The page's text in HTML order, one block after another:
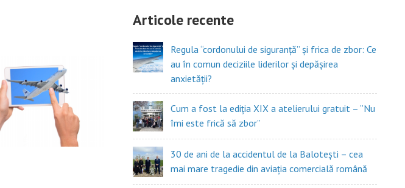
Articole recente
Regula “cordonului de siguranță” și frica de zbor: Ce
au în comun deciziile liderilor și depășirea
anxietății?
Cum a fost la ediția XIX a atelierului gratuit – ”Nu
îmi este frică să zbor”
30 de ani de la accidentul de la Balotești – cea
mai mare tragedie din aviația comercială română